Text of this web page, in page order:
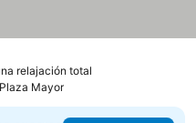
relajación total
Mayor